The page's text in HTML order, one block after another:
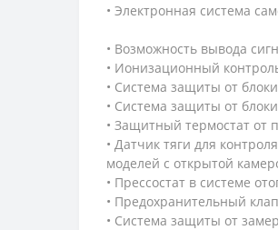
• Электронная система
• Возможность вывода
• Ионизационный
• Система защиты от
• Система защиты от
• Защитный термостат от
• Датчик тяги для
моделей с открытой
• Прессостат в системе
• Предохранительный
• Система защиты от